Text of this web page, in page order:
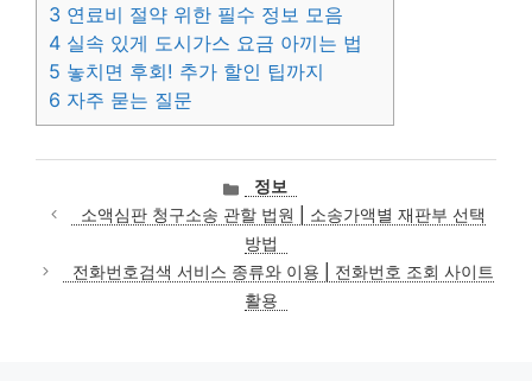
3 연료비 절약 위한 필수 정보 모음
4 실속 있게 도시가스 요금 아끼는 법
5 놓치면 후회! 추가 할인 팁까지
6 자주 묻는 질문
카
테
고
리
정보
소액심판 청구소송 관할 법원 | 소송가액별 재판부 선택
방법
전화번호검색 서비스 종류와 이용 | 전화번호 조회 사이트
활용